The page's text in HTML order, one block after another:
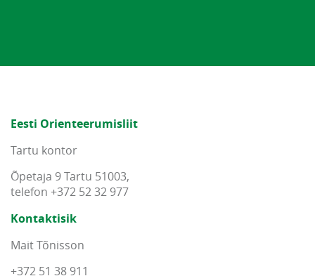
Eesti Orienteerumisliit
Tartu kontor
Õpetaja 9 Tartu 51003,
telefon +372 52 32 977
Kontaktisik
Mait Tõnisson
+372 51 38 911